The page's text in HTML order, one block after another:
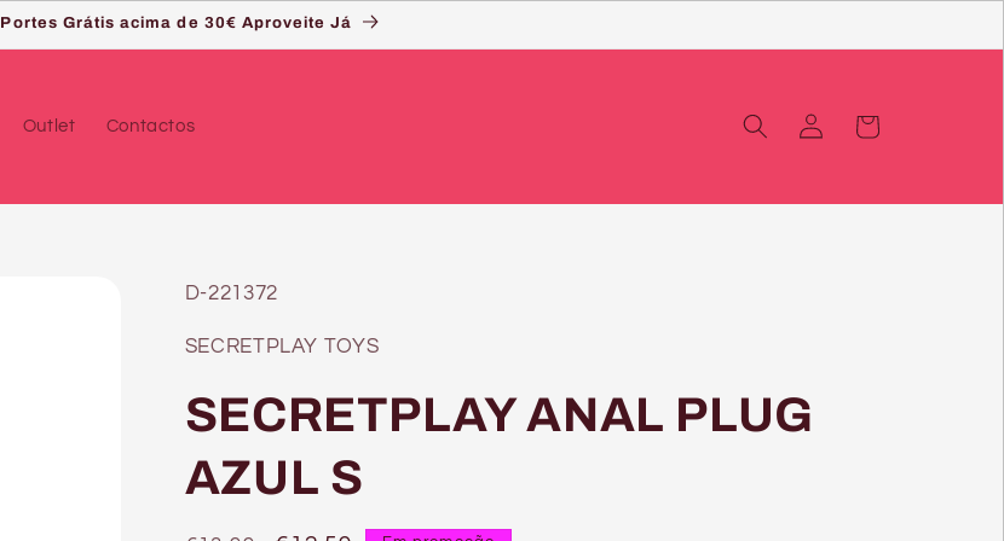
Portes Grátis acima de 30€ Aproveite Já
Outlet Contactos
Iniciar
sessão
Carrinho
SKU:
D-221372
SECRETPLAY TOYS
SECRETPLAY ANAL PLUG
AZUL S